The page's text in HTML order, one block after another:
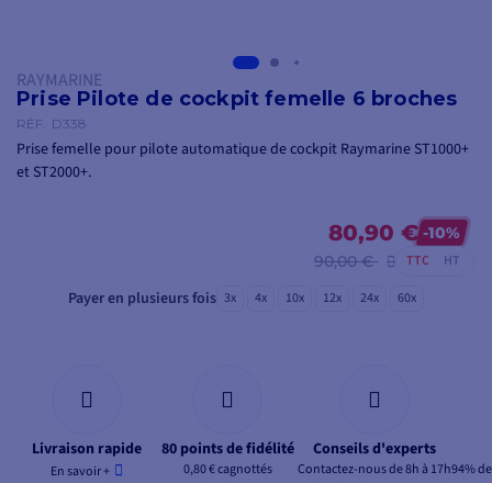
RAYMARINE
Prise Pilote de cockpit femelle 6 broches
RÉF. D338
Prise femelle pour pilote automatique de cockpit Raymarine ST1000+
et ST2000+.
80,90 € -10%
90,00 €
TTC HT
Payer en plusieurs fois 3x 4x 10x 12x 24x 60x
Livraison rapide
En savoir +
80 points de fidélité
0,80 € cagnottés
Conseils d'experts
Contactez-nous de 8h à 17h94%